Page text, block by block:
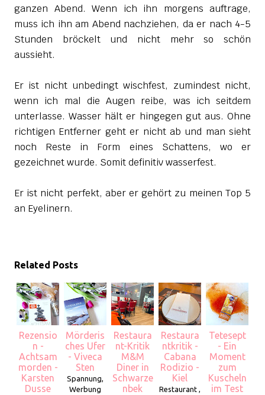
ganzen Abend. Wenn ich ihn morgens auftrage,
muss ich ihn am Abend nachziehen, da er nach 4-5
Stunden bröckelt und nicht mehr so schön
aussieht.
Er ist nicht unbedingt wischfest, zumindest nicht,
wenn ich mal die Augen reibe, was ich seitdem
unterlasse. Wasser hält er hingegen gut aus. Ohne
richtigen Entferner geht er nicht ab und man sieht
noch Reste in Form eines Schattens, wo er
gezeichnet wurde. Somit definitiv wasserfest.
Er ist nicht perfekt, aber er gehört zu meinen Top 5
an Eyelinern.
Related Posts
Rezensio
n -
Achtsam
morden -
Karsten
Dusse
Mörderis
ches Ufer
- Viveca
Sten
Spannung,
Werbung
Restaura
nt-Kritik
M&M
Diner in
Schwarze
nbek
Restaura
ntkritik -
Cabana
Rodizio -
Kiel
Restaurant ,
Tetesept
- Ein
Moment
zum
Kuscheln
im Test